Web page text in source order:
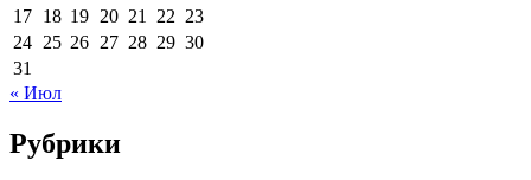
17 18 19 20 21 22 23
24 25 26 27 28 29 30
31
« Июл
Рубрики